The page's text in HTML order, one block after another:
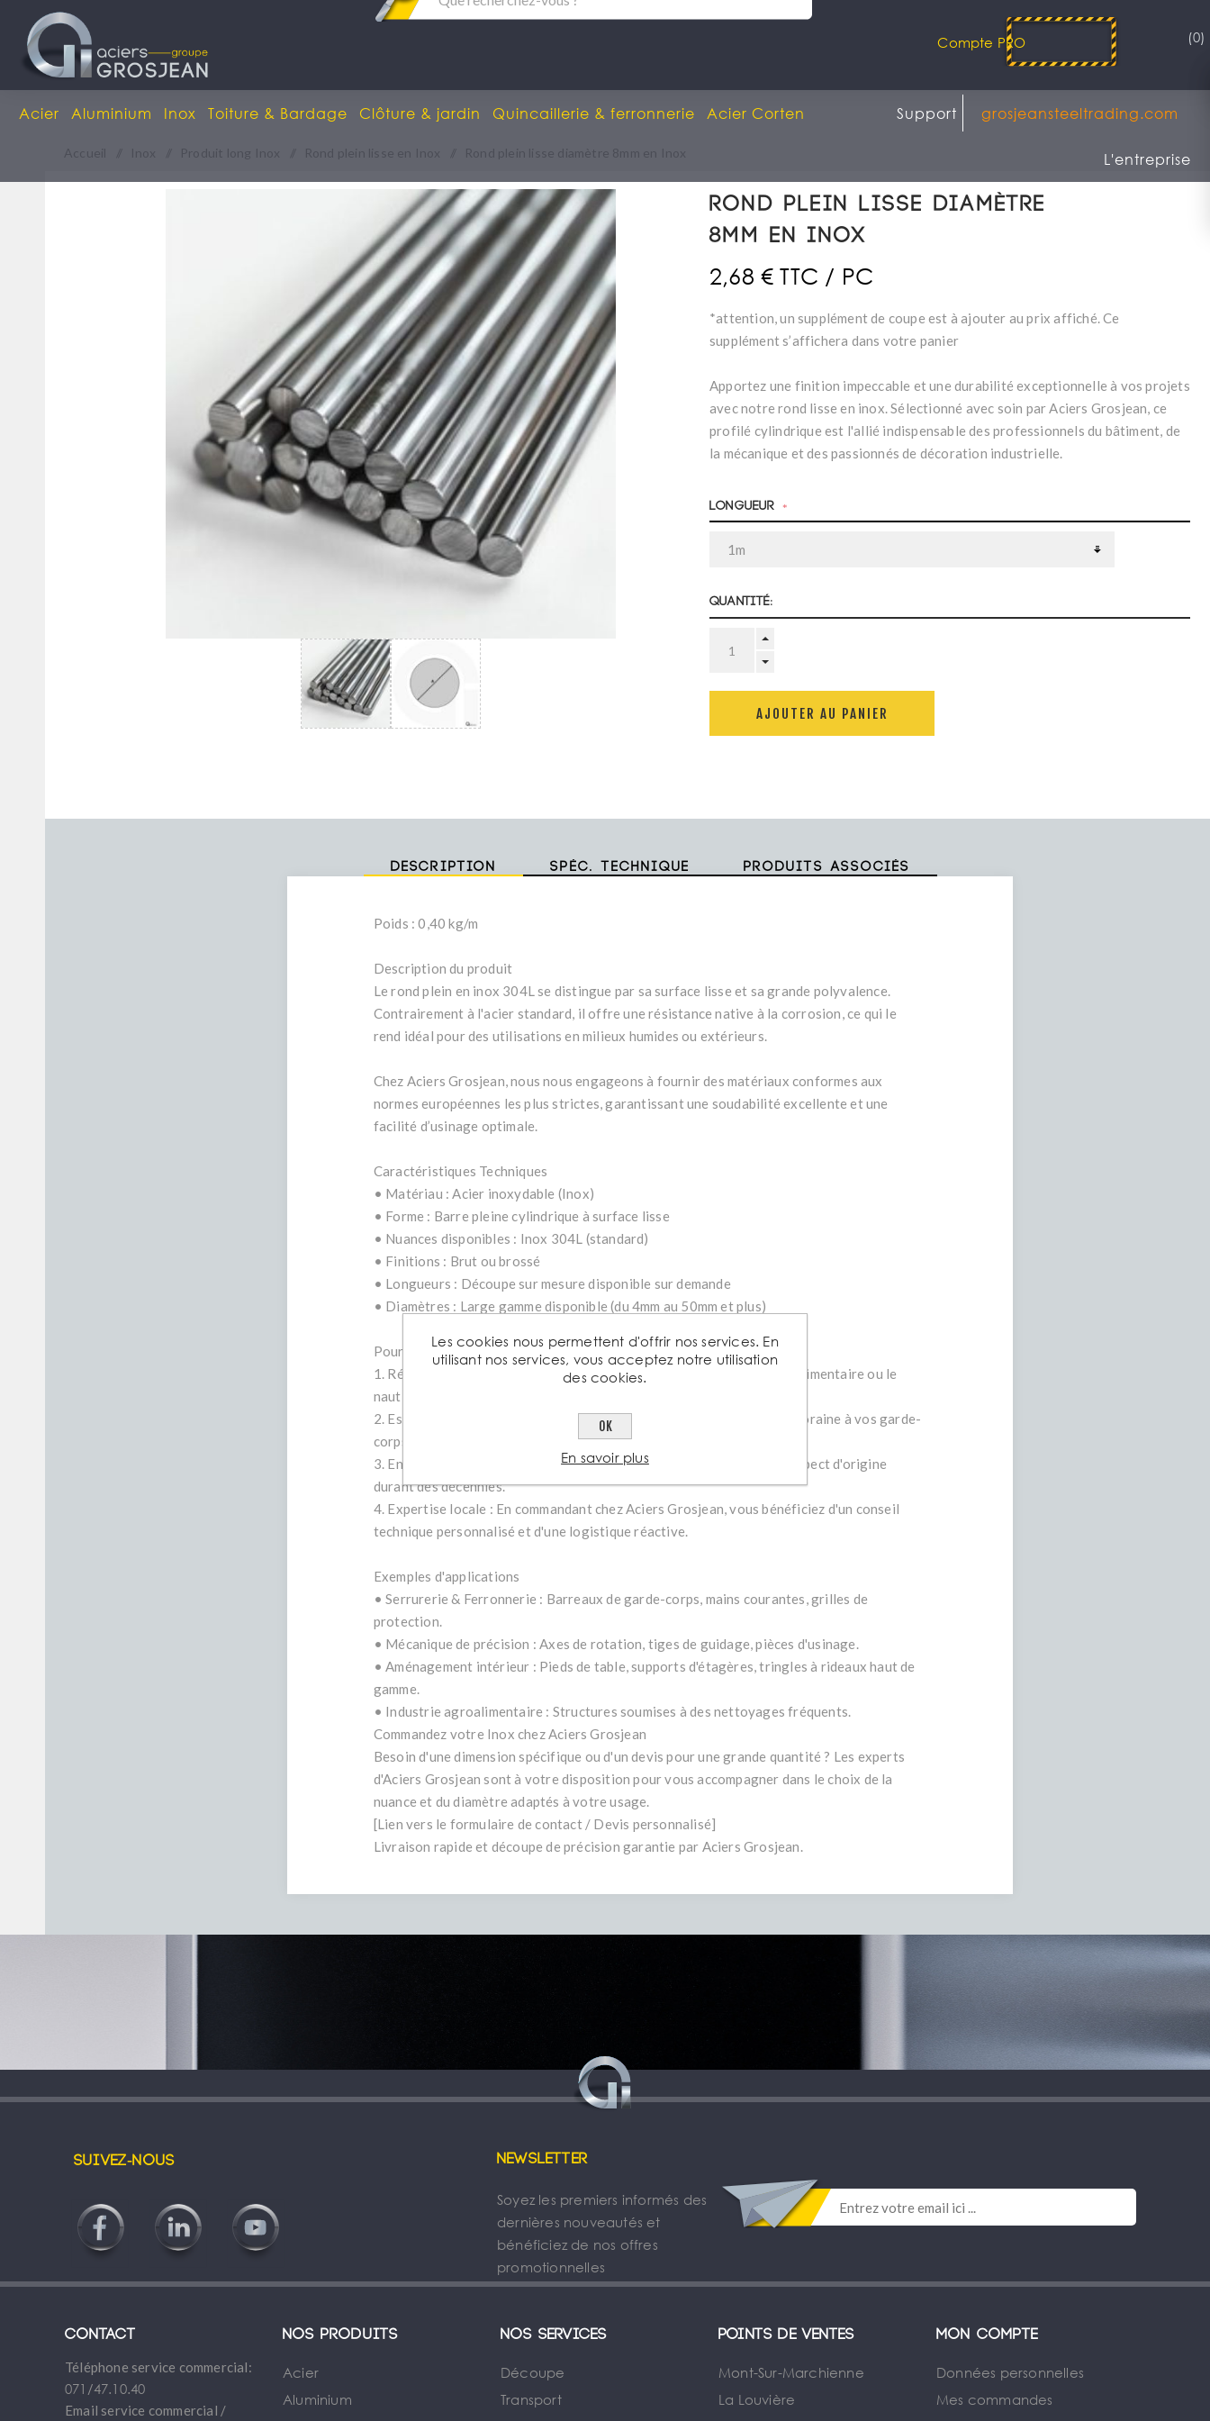
Compte PRO (0)
Acier Aluminium Inox Toiture & Bardage Clôture & jardin Quincaillerie & ferronnerie Acier Corten grosjeansteeltrading.com
Support
L'entreprise
Accueil Inox Produit long Inox Rond plein lisse en Inox Rond plein lisse diamètre 8mm en Inox
Rond plein lisse diamètre
8mm en Inox
2,68 € TTC / PC
*attention, un supplément de coupe est à ajouter au prix affiché. Ce
supplément s’affichera dans votre panier
Apportez une finition impeccable et une durabilité exceptionnelle à vos projets
avec notre rond lisse en inox. Sélectionné avec soin par Aciers Grosjean, ce
profilé cylindrique est l'allié indispensable des professionnels du bâtiment, de
la mécanique et des passionnés de décoration industrielle.
Longueur *
Quantité:
AJOUTER AU PANIER
Description Spéc. technique Produits associés
Poids : 0,40 kg/m
Description du produit
Le rond plein en inox 304L se distingue par sa surface lisse et sa grande polyvalence.
Contrairement à l'acier standard, il offre une résistance native à la corrosion, ce qui le
rend idéal pour des utilisations en milieux humides ou extérieurs.
Chez Aciers Grosjean, nous nous engageons à fournir des matériaux conformes aux
normes européennes les plus strictes, garantissant une soudabilité excellente et une
facilité d’usinage optimale.
Caractéristiques Techniques
• Matériau : Acier inoxydable (Inox)
• Forme : Barre pleine cylindrique à surface lisse
• Nuances disponibles : Inox 304L (standard)
• Finitions : Brut ou brossé
• Longueurs : Découpe sur mesure disponible sur demande
• Diamètres : Large gamme disponible (du 4mm au 50mm et plus)
Pourquoi choisir le rond lisse de chez Aciers Grosjean ?
1. Résistance à la corrosion : Parfait pour l'aménagement extérieur, l'alimentaire ou le
nautisme.
2. Esthétique moderne : Son éclat naturel apporte une touche contemporaine à vos garde-
corps, mobiliers ou structures architecturales.
3. Entretien facilité : Un simple nettoyage suffit pour conserver son aspect d'origine
durant des décennies.
4. Expertise locale : En commandant chez Aciers Grosjean, vous bénéficiez d'un conseil
technique personnalisé et d'une logistique réactive.
Exemples d'applications
• Serrurerie & Ferronnerie : Barreaux de garde-corps, mains courantes, grilles de
protection.
• Mécanique de précision : Axes de rotation, tiges de guidage, pièces d'usinage.
• Aménagement intérieur : Pieds de table, supports d'étagères, tringles à rideaux haut de
gamme.
• Industrie agroalimentaire : Structures soumises à des nettoyages fréquents.
Commandez votre Inox chez Aciers Grosjean
Besoin d'une dimension spécifique ou d'un devis pour une grande quantité ? Les experts
d'Aciers Grosjean sont à votre disposition pour vous accompagner dans le choix de la
nuance et du diamètre adaptés à votre usage.
[Lien vers le formulaire de contact / Devis personnalisé]
Livraison rapide et découpe de précision garantie par Aciers Grosjean.
Suivez-nous Newsletter
Soyez les premiers informés des
dernières nouveautés et
bénéficiez de nos offres
promotionnelles
Contact
Téléphone service commercial:
071/47.10.40
Email service commercial /
Nos produits
Acier
Aluminium
Nos services
Découpe
Transport
Points de ventes
Mont-Sur-Marchienne
La Louvière
Mon compte
Données personnelles
Mes commandes
Les cookies nous permettent d'offrir nos services. En
utilisant nos services, vous acceptez notre utilisation
des cookies.
OK
En savoir plus